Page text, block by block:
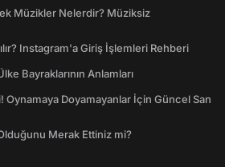
Müzikler Nelerdir? Müziksiz
Instagram'a Giriş İşlemleri Rehberi
Bayraklarının Anlamları
Oynamaya Doyamayanlar İçin Güncel San
Merak Ettiniz mi?